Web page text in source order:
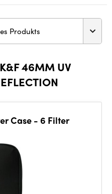
Produkts
46MM UV
Case - 6 Filter